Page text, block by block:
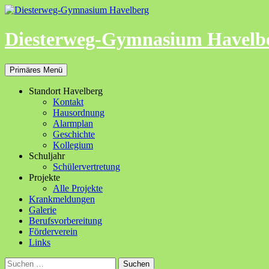
Zum
springen
Diesterweg-Gymnasium
Suchen
Primäres Menü
Standort Havelberg
Kontakt
Hausordnung
Alarmplan
Geschichte
Kollegium
Schuljahr
Schülervertretung
Projekte
Alle Projekte
Krankmeldungen
Galerie
Berufsvorbereitung
Förderverein
Links
Suchen